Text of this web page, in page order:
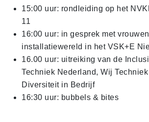
15:00 uur: rondleiding op het
11
16:00 uur: in gesprek met
installatiewereld in het VSK+E
16.00 uur: uitreiking van de
Techniek Nederland, Wij
Diversiteit in Bedrijf
16:30 uur: bubbels & bites